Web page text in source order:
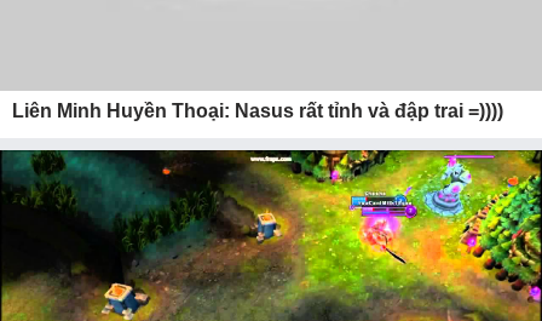
Liên Minh Huyền Thoại: Nasus rất tỉnh và đập trai =))))